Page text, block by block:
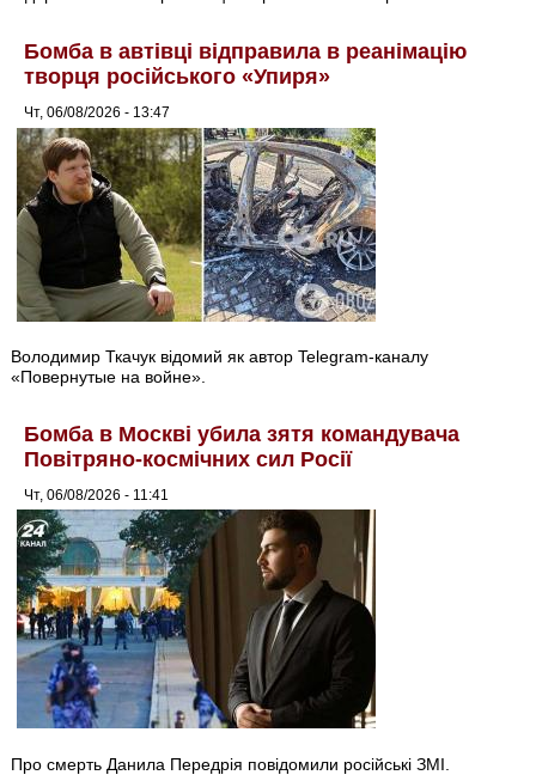
Бомба в автівці відправила в реанімацію
творця російського «Упиря»
Чт, 06/08/2026 - 13:47
Володимир Ткачук відомий як автор Telegram-каналу
«Повернутые на войне».
Бомба в Москві убила зятя командувача
Повітряно-космічних сил Росії
Чт, 06/08/2026 - 11:41
Про смерть Данила Передрія повідомили російські ЗМІ.